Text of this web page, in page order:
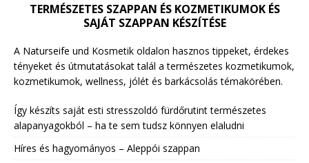
TERMÉSZETES SZAPPAN ÉS KOZMETIKUMOK ÉS
SAJÁT SZAPPAN KÉSZÍTÉSE
A Naturseife und Kosmetik oldalon hasznos tippeket, érdekes
tényeket és útmutatásokat talál a természetes kozmetikumok,
kozmetikumok, wellness, jólét és barkácsolás témakörében.
Így készíts saját esti stresszoldó fürdőrutint természetes
alapanyagokból – ha te sem tudsz könnyen elaludni
Híres és hagyományos – Aleppói szappan